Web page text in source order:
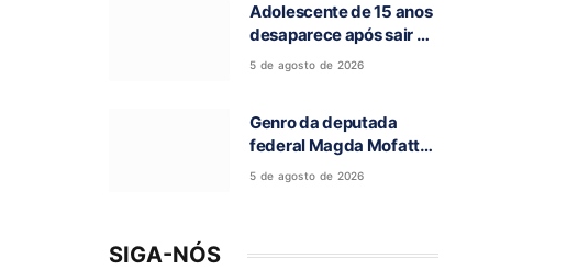
Adolescente de 15 anos
desaparece após sair de
casa para ir à escola, em
5 de agosto de 2026
Genro da deputada
federal Magda Mofatto
morre após acidente de
5 de agosto de 2026
SIGA-NÓS